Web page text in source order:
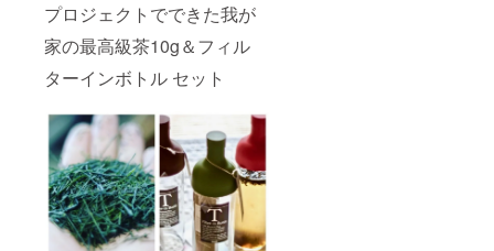
プロジェクトでできた我が
家の最高級茶10g＆フィル
ターインボトル セット